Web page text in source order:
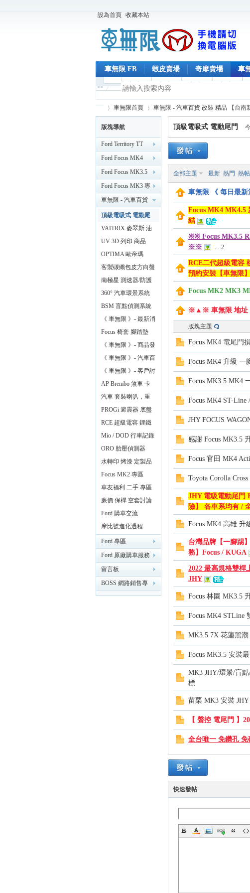
設為首頁 收藏本站
車無限 FB 蝦皮賣場 奇摩賣場 車
車
精
品
»
車無限首頁
›
車無限 - 汽車百貨 改裝 精品 【台南
版塊導航
Ford Territory TT
Ford Focus MK4
MK4.5 專區
（2019/2 後）
Ford Focus MK3.5
專區 （2015/11 後）
Ford Focus MK3 專
區 （2014）
車無限 - 汽車百貨
改裝 精品 【台南新
化】
頂級電吸式 電動尾
門
VAITRIX 麥翠斯 油
門優化控制器
UV 3D 列印 商品
OPTIMA 歐帝瑪
AMG 最強汽車電池
客製碳纖包皮方向盤
【車無限】
南極星 測速器/防護
罩
360° 汽車環景系統
BSM 盲點偵測系統
鏡片款
《 車無限 》- 最新消
息
Focus 椅套 腳踏墊
《 車無限 》- 商品發
布《 車無限 》- 汽車百
貨《 車無限 》- 客戶討
論區
AP Brembo 煞車 卡
鉗 碟盤
汽車 套裝喇叭，重
低音，擴大機
PROGi 避震器 底盤
改裝
RCE 超級電容 鋰鐵
電池
Mio / DOD 行車記錄
器
ORO 胎壓偵測器
水轉印 烤漆 定製品
專區
Focus MK2 專區
車友福利 二手 專區
廉價 保桿 空套討論
分享區
Ford 購車交流
摩比號進化過程
Ford 專區
Ford 原廠購車服務
專區
留言板
BOSS 網路銷售專
業討論版
頂級電吸式 電動尾門
全部主題 最新 熱門 熱帖
車無限 《 每日最
Focus MK4 MK4.5
結
※※ Focus MK3.5
※※
... 2
RCE二代超級電容
預約安裝【車無限】
Focus MK2 MK3
※▲※ 車無限 地址
版塊主題
Focus MK4 電尾門
Focus MK4 升級 一
Focus MK3.5 MK4
Focus MK4 ST-
JHY FOCUS
感謝 Focus MK3.5
Focus 官田 MK4
Toyota Corolla
JHY 電吸電動尾門
險】 各車系均有 /
Focus MK4 高雄 升
台灣品牌【一腳踢
務】Focus / KUGA
2022 最高規格雙桿
JHY
Focus 林園 MK3.5
Focus MK4 STLine
MK3.5 7X 花蓮黑潮
Focus MK3.5 安裝
MK3 JHY/環景/盲
標
苗栗 MK3 安裝
【 聲控 電尾門 】
全台唯一 免鑽孔
快速發帖